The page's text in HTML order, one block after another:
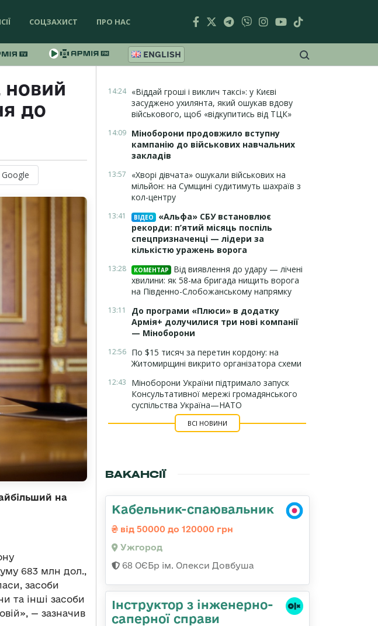
СОЦЗАХИСТ ПРО НАС
ENGLISH
новий
до
на
683 млн дол.,
засоби
та інші засоби
— зазначив
14:24 «Віддай гроші і виклич таксі»: у Києві
засуджено ухилянта, який ошукав вдову
військового, щоб «відкупитись від ТЦК»
14:09 Міноборони продовжило вступну
кампанію до військових навчальних
закладів
13:57
«Хворі дівчата» ошукали військових на
мільйон: на Сумщині судитимуть шахраїв з
кол-центру
13:41 ВІДЕО
«Альфа» СБУ встановлює
рекорди: п’ятий місяць поспіль
спецпризначенці — лідери за
кількістю уражень ворога
13:28 КОМЕНТАР
Від виявлення до удару — лічені
хвилини: як 58-ма бригада нищить ворога
на Південно-Слобожанському напрямку
13:11
До програми «Плюси» в додатку
Армія+ долучилися три нові компанії
— Міноборони
12:56 По $15 тисяч за перетин кордону: на
Житомирщині викрито організатора схеми
12:43
Міноборони України підтримало запуск
Консультативної мережі громадянського
суспільства Україна—НАТО
ВСІ НОВИНИ
ВАКАНСІЇ
Кабельник-спаювальник
від 50000 до 120000 грн
Ужгород
68 ОЄБр ім. Олекси Довбуша
Інструктор з інженерно-
саперної справи